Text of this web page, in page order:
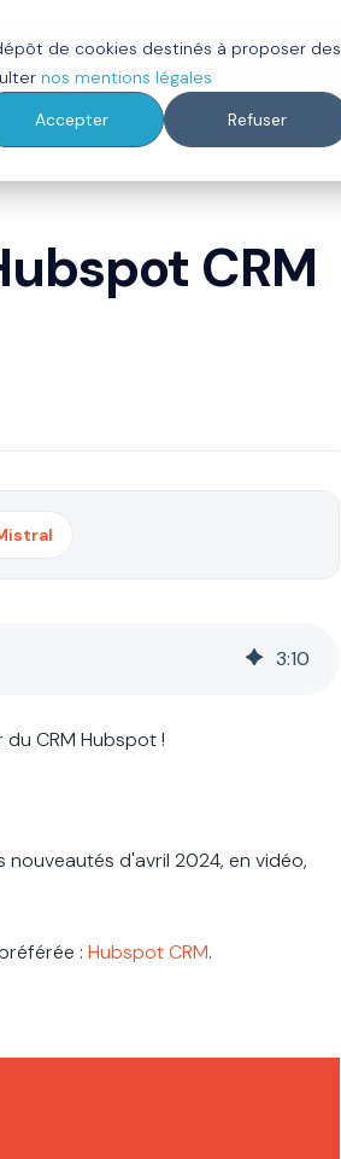
de cookies destinés à proposer des
nos mentions légales
Accepter Refuser
Ressources
CRM
3:10
CRM Hubspot !
nouveautés d'avril 2024, en vidéo,
: Hubspot CRM.